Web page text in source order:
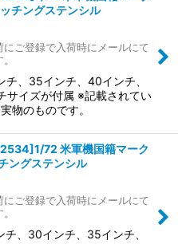
チングステンシル
ご登録で入荷時にメールにて
チ、35インチ、40インチ、
サイズが付属 ※記載されてい
物のものです。
72 米軍機国籍マーク
ングステンシル
ご登録で入荷時にメールにて
チ、30インチ、35インチ、